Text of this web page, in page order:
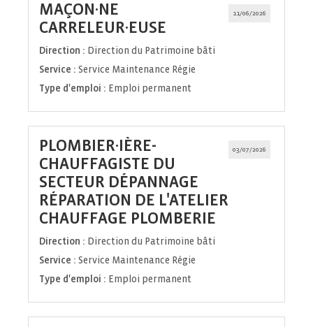
11/06/2026
MAÇON·NE
CARRELEUR·EUSE
fenêtre)
Direction : Direction du Patrimoine bâti
Service : Service Maintenance Régie
Type d'emploi : Emploi permanent
03/07/2026
PLOMBIER·IÈRE-
CHAUFFAGISTE DU
SECTEUR DÉPANNAGE
RÉPARATION DE L'ATELIER
CHAUFFAGE PLOMBERIE
Direction : Direction du Patrimoine bâti
Service : Service Maintenance Régie
Type d'emploi : Emploi permanent